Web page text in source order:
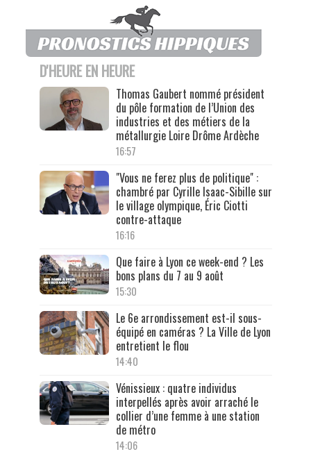
D'HEURE EN HEURE
Thomas Gaubert nommé président
du pôle formation de l’Union des
industries et des métiers de la
métallurgie Loire Drôme Ardèche
16:57
"Vous ne ferez plus de politique" :
chambré par Cyrille Isaac-Sibille sur
le village olympique, Éric Ciotti
contre-attaque
16:16
Que faire à Lyon ce week-end ? Les
bons plans du 7 au 9 août
15:30
Le 6e arrondissement est-il sous-
équipé en caméras ? La Ville de Lyon
entretient le flou
14:40
Vénissieux : quatre individus
interpellés après avoir arraché le
collier d’une femme à une station
de métro
14:06